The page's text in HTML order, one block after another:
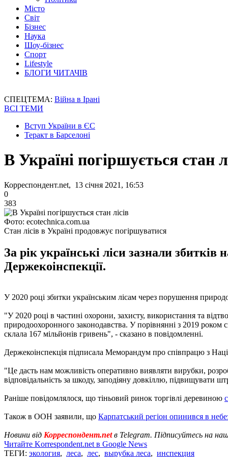
Місто
Світ
Бізнес
Наука
Шоу-бізнес
Спорт
Lifestyle
БЛОГИ ЧИТАЧІВ
СПЕЦТЕМА: Війна в Ірані
ВСІ ТЕМИ
Вступ України в ЄС
Теракт в Барселоні
В Україні погіршується стан
Корреспондент.net, 13 січня 2021, 16:53
0
383
Фото: ecotechnica.com.ua
Стан лісів в Україні продовжує погіршуватися
За рік українські ліси зазнали
Держекоінспекції.
У 2020 році збитки українським лісам через порушення
"У 2020 році в частині охорони, захисту, використання та
природоохоронного законодавства. У порівнянні з 2019 роком
склала 167 мільйонів гривень", - сказано в повідомленні.
Держекоінспекція підписала Меморандум про співпрацю з
"Це дасть нам можливість оперативно виявляти вирубки,
відповідальність за шкоду, заподіяну довкіллю, підвищувати
Раніше повідомлялося, що тіньовий ринок торгівлі деревиною
Також в ООН заявили, що Карпатський регіон опинився в
Новини від Корреспондент.netв Telegram. Підписуйтесь на
Читайте Korrespondent.net в Google News
ТЕГИ: экология, леса, лес, вырубка леса, инспекция